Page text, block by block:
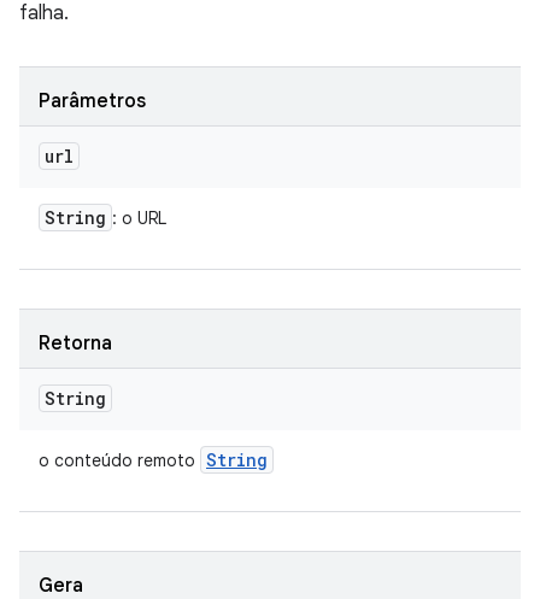
falha.
Parâmetros
url
String : o URL
Retorna
String
o conteúdo remoto String
Gera